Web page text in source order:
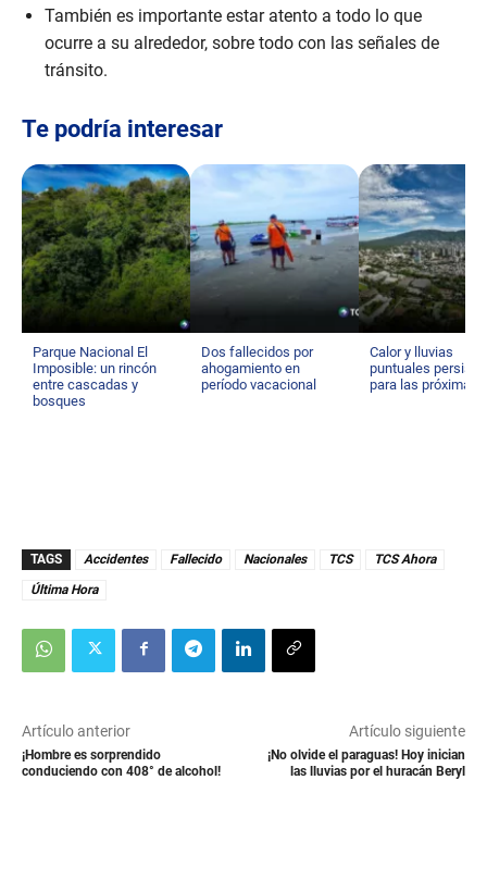
También es importante estar atento a todo lo que
ocurre a su alrededor, sobre todo con las señales de
tránsito.
Te podría interesar
Parque Nacional El
Imposible: un rincón
entre cascadas y
bosques
Dos fallecidos por
ahogamiento en
período vacacional
Calor y lluvias
puntuales
para las próximas
TAGS Accidentes Fallecido Nacionales TCS
TCS Ahora
Última Hora
Artículo anterior
¡Hombre es sorprendido
conduciendo con 408° de alcohol!
Artículo siguiente
¡No olvide el paraguas! Hoy inician
las lluvias por el huracán Beryl